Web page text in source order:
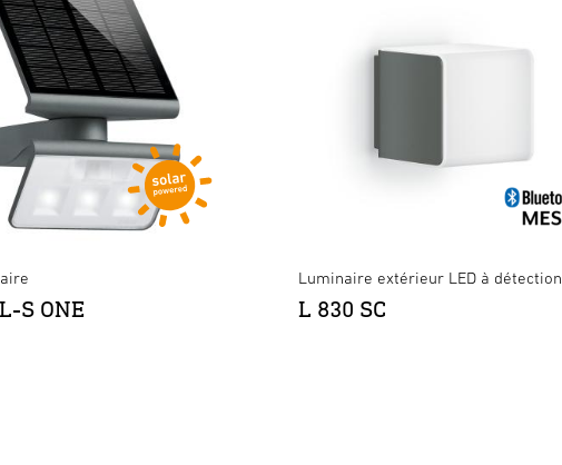
S ONE
Luminaire extérieur LED à détection
L 830 SC